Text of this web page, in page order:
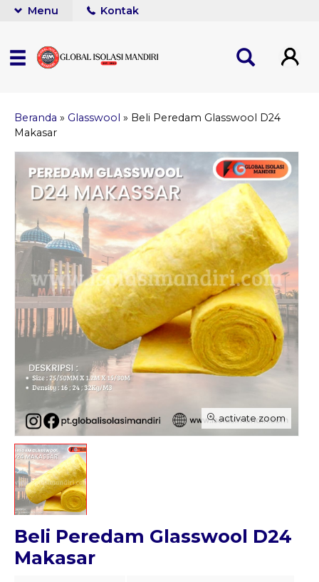
Menu Kontak
Beranda » Glasswool » Beli Peredam Glasswool D24
Makasar
activate zoom
Beli Peredam Glasswool D24
Makasar